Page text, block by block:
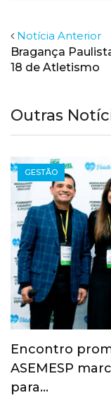
Notícia Anterior
Bragança
18 de Atletismo
Outras
GESTÃO
Encontro
ASEMESP
para…